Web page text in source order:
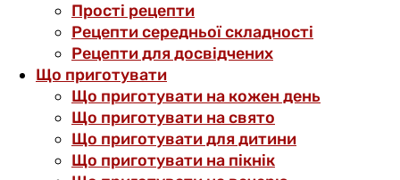
Прості рецепти
Рецепти середньої складності
Рецепти для досвідчених
Що приготувати
Що приготувати на кожен день
Що приготувати на свято
Що приготувати для дитини
Що приготувати на пікнік